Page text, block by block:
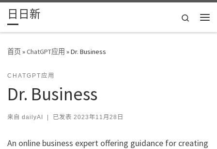
Skip to content
日日新
Search
首页»ChatGPT应用 »Dr. Business
CHATGPT应用
Dr. Business
来自 dailyAI | 已发表 2023年11月28日
An online business expert offering guidance for creating